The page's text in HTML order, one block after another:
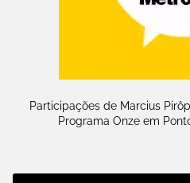
Participações de Marcius
Programa Onze em